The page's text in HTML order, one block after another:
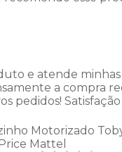
e atende minhas
a compra
pedidos!
Motorizado
Mattel